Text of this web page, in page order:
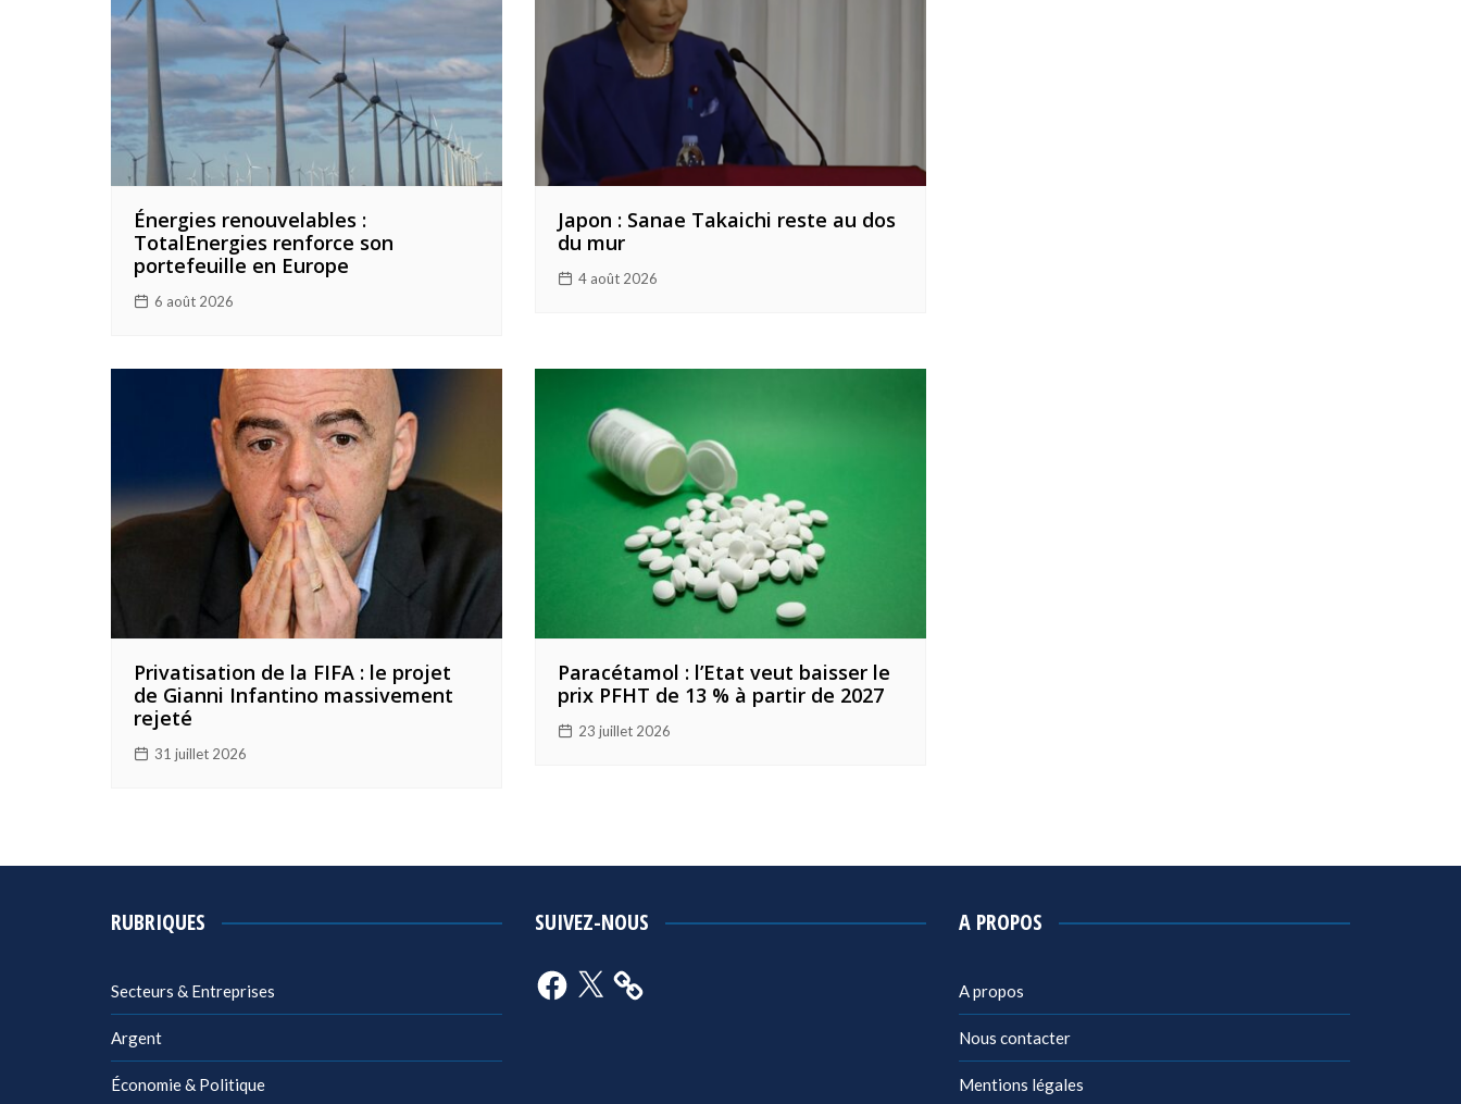
Énergies renouvelables :
TotalEnergies renforce son
portefeuille en Europe
6 août 2026
Japon : Sanae Takaichi reste au dos
du mur
4 août 2026
Privatisation de la FIFA : le projet
de Gianni Infantino massivement
rejeté
31 juillet 2026
Paracétamol : l’Etat veut baisser le
prix PFHT de 13 % à partir de 2027
23 juillet 2026
RUBRIQUES
Secteurs & Entreprises
Argent
Économie & Politique
SUIVEZ-NOUS
Facebook
X
A PROPOS
A propos
Nous contacter
Mentions légales